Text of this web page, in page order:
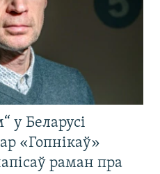
у Беларусі
«Гопнікаў»
раман пра